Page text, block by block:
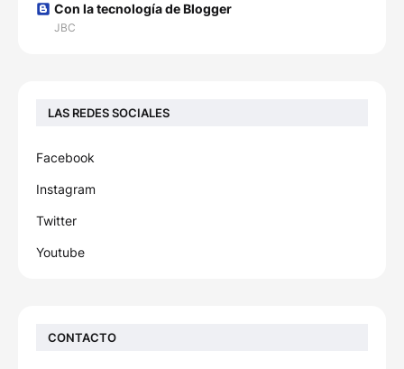
Con la tecnología de Blogger
JBC
LAS REDES SOCIALES
Facebook
Instagram
Twitter
Youtube
CONTACTO